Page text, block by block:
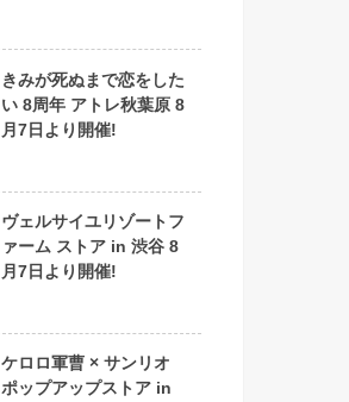
きみが死ぬまで恋をした
い 8周年 アトレ秋葉原 8
月7日より開催!
ヴェルサイユリゾートフ
ァーム ストア in 渋谷 8
月7日より開催!
ケロロ軍曹 × サンリオ
ポップアップストア in